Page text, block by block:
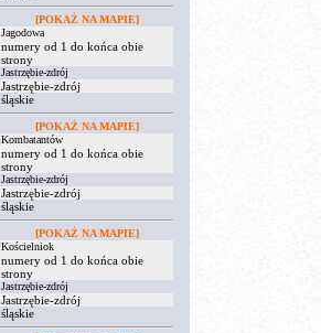
[POKAŻ NA MAPIE]
Jagodowa
numery od 1 do końca obie
strony
Jastrzębie-zdrój
Jastrzębie-zdrój
śląskie
[POKAŻ NA MAPIE]
Kombatantów
numery od 1 do końca obie
strony
Jastrzębie-zdrój
Jastrzębie-zdrój
śląskie
[POKAŻ NA MAPIE]
Kościelniok
numery od 1 do końca obie
strony
Jastrzębie-zdrój
Jastrzębie-zdrój
śląskie